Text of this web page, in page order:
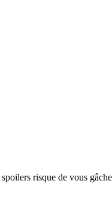
risque de vous